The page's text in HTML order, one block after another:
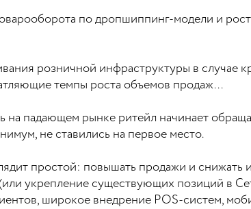
по дропшиппинг-модели и
розничной инфраструктуры в случае
темпы роста объемов продаж...
на падающем рынке ритейл начинает
не ставились на первое место.
простой: повышать продажи и
укрепление существующих позиций в
широкое внедрение POS-систем,